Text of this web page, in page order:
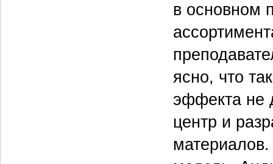
в основном
ясно, что
эффекта не
центр и